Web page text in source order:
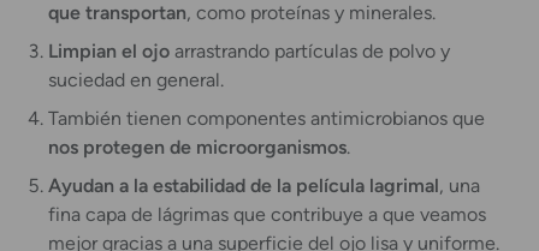
que transportan, como proteínas y minerales.
Limpian el ojo arrastrando partículas de polvo y
suciedad en general.
También tienen componentes antimicrobianos que
nos protegen de microorganismos.
Ayudan a la estabilidad de la película lagrimal, una
fina capa de lágrimas que contribuye a que veamos
mejor gracias a una superficie del ojo lisa y uniforme.